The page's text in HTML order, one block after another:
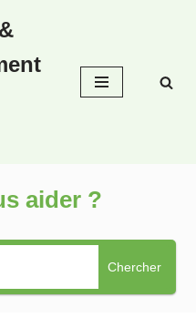
aider ?
Chercher